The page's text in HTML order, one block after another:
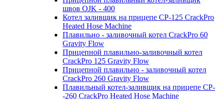
швов OJK - 400
Котел заливщик на прицепе CP-125 CrackPro
Heated Hose Machine
Плавильно - заливочный котел CrackPro 60
Gravity Flow
Прицепной плавильно-заливочный котел
CrackPro 125 Gravity Flow
Прицепной плавильно - заливочный котел
CrackPro 260 Gravity Flow
Плавильный котел-заливщик на прицепе CP-
-260 CrackPro Heated Hose Machine